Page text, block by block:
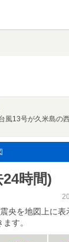
風13号が久米島の
時間)
央を地図上に
す。